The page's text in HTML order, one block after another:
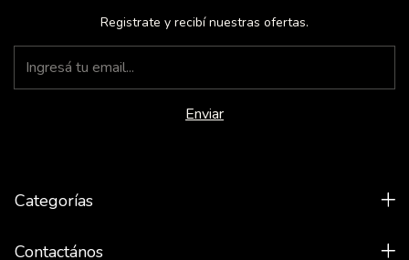
Registrate y recibí nuestras ofertas.
Categorías
Contactános